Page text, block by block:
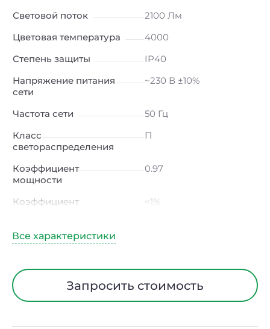
Световой поток
2100 Лм
Цветовая температура
4000
Степень защиты
IP40
Напряжение питания
сети
~230 В ±10%
Частота сети
50 Гц
Класс
светораспределения
П
Коэффициент
мощности
0.97
Коэффициент
<1%
Индекс цветопередачи
Тип кривой силы света
Д (косинусная)
Угол рассеивания
120ᵒ
Запросить стоимость